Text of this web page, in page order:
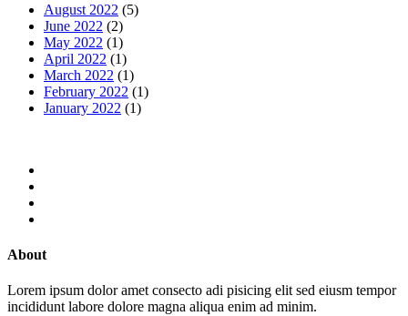
August 2022 (5)
June 2022 (2)
May 2022 (1)
April 2022 (1)
March 2022 (1)
February 2022 (1)
January 2022 (1)
About
Lorem ipsum dolor amet consecto adi pisicing elit sed eiusm tempor
incididunt labore dolore magna aliqua enim ad minim.